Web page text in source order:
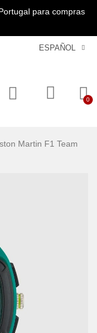
para compras
ESPAÑOL
Martin F1 Team